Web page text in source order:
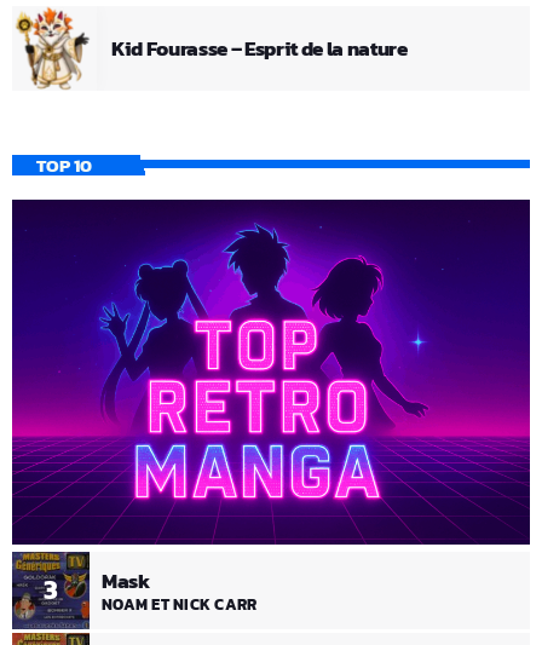
Kid Fourasse – Esprit de la nature
TOP 10
3 Mask
NOAM ET NICK CARR